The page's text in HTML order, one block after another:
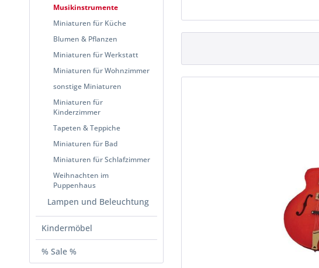
Musikinstrumente
Miniaturen für Küche
Blumen & Pflanzen
Miniaturen für Werkstatt
Miniaturen für Wohnzimmer
sonstige Miniaturen
Miniaturen für
Kinderzimmer
Tapeten & Teppiche
Miniaturen für Bad
Miniaturen für Schlafzimmer
Weihnachten im
Puppenhaus
Lampen und Beleuchtung
Kindermöbel
% Sale %